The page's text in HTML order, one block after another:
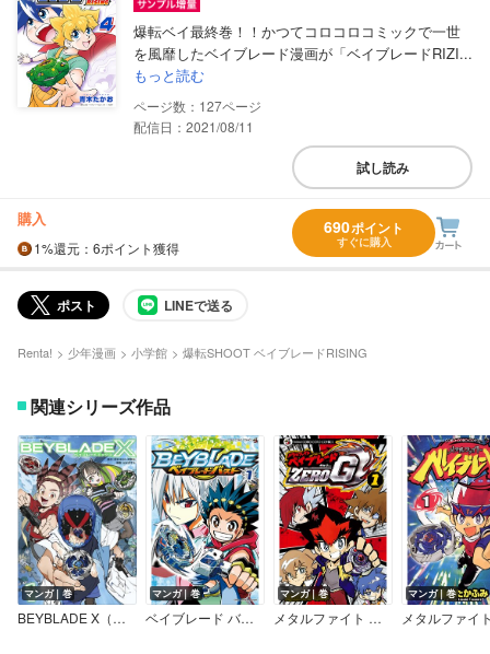
爆転ベイ最終巻！！かつてコロコロコミックで一世
を風靡したベイブレード漫画が「ベイブレードRIZI...
もっと読む
127
配信日：2021/08/11
試し読み
購入
1%還元 ：6ポイント獲得
690ポイント
すぐに購入
ポスト LINEで送る
Renta! 少年漫画 小学館 爆転SHOOT ベイブレードRISING
関連シリーズ作品
マンガ｜巻
BEYBLADE X（ベイブレード エックス）
マンガ｜巻
ベイブレード バースト
マンガ｜巻
メタルファイト ベイブレードZERO G
マンガ｜巻